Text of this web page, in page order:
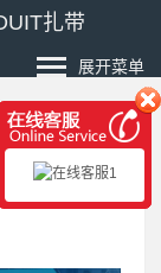
扎带
展开菜单
承